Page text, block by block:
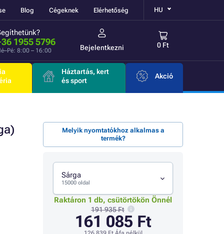
Blog Cégeknek Elérhetőség HU
1955 5796
8:00 – 16:00 Bejelentkezni 0 Ft
Háztartás, kert
és sport
Akció
Melyik nyomtatókhoz alkalmas a
termék?
Sárga
15000 oldal
Raktáron 1 db, csütörtökön Önnél
191 935 Ft
161 085 Ft